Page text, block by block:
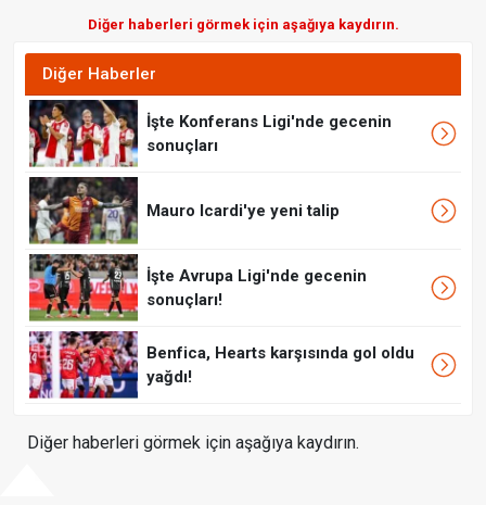
Diğer haberleri görmek için aşağıya kaydırın.
Diğer Haberler
İşte Konferans Ligi'nde gecenin
sonuçları
Mauro Icardi'ye yeni talip
İşte Avrupa Ligi'nde gecenin
sonuçları!
Benfica, Hearts karşısında gol oldu
yağdı!
Diğer haberleri görmek için aşağıya kaydırın.